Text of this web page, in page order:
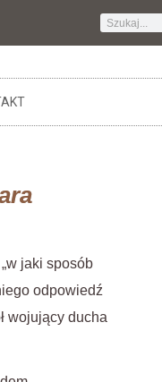
jaki sposób
odpowiedź
wojujący ducha